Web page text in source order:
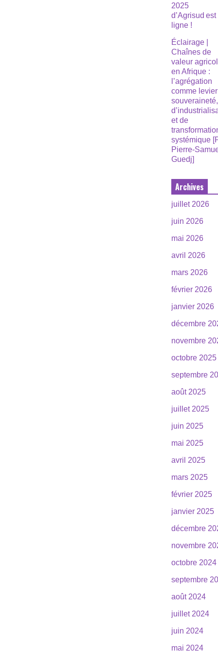
2025
d’Agrisud
ligne !
Éclairage |
Chaînes de
valeur
en Afrique :
l’agrégation
comme
souveraineté,
et de
systémique
Pierre-
Guedj]
Archives
juillet 2026
juin 2026
mai 2026
avril 2026
mars 2026
février 2026
janvier 2026
décembre
novembre
octobre 2025
septembre
août 2025
juillet 2025
juin 2025
mai 2025
avril 2025
mars 2025
février 2025
janvier 2025
décembre
novembre
octobre 2024
septembre
août 2024
juillet 2024
juin 2024
mai 2024